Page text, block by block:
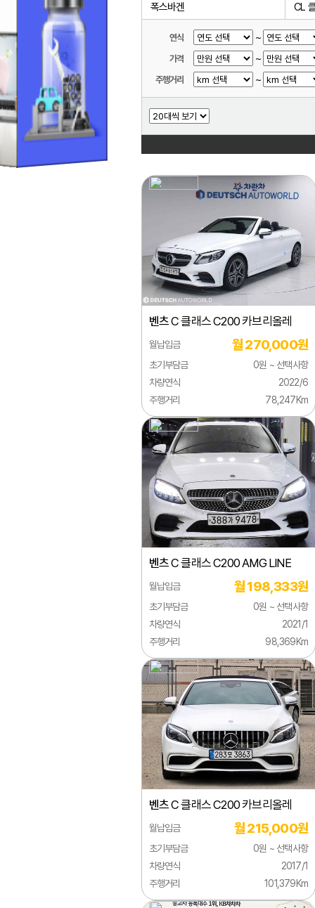
폭스바겐
랜드로버
닛산
동풍소콘
렉서스
로버
로터스
롤스로이스
링컨
마세라티
마이바흐
마쯔다
맥라렌
미쯔비시
미쯔오카
벤틀리
부가티
북기은상
뷰익
사브
사이언
선롱버스
스마트
스바루
스즈키
시보레
시트로엥
알파로메오
CL
CLA
CLE
CLK
EQB
EQE
EQS
GLB
GLS
M 클
R
SL
SLC
SLK
SLR
SLS
V 클
스프
벤츠
연식 ~
가격 ~
주행거리 ~
벤츠C 클래스 C200 카브리올레
월납입금 월 270,000원
초기부담금
0원 ~ 선택사항
차량연식
2022/6
주행거리
78,247Km
벤츠C 클래스 C200 AMG LINE
월납입금 월 198,333원
초기부담금
0원 ~ 선택사항
차량연식
2021/1
주행거리
98,369Km
벤츠C 클래스 C200 카브리올레
월납입금 월 215,000원
초기부담금
0원 ~ 선택사항
차량연식
2017/1
주행거리
101,379Km